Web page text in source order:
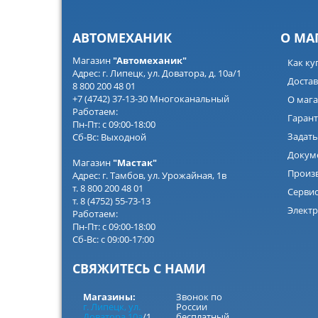
АВТОМЕХАНИК
Магазин"Автомеханик"
Адрес: г. Липецк, ул. Доватора, д. 10а/1
8 800 200 48 01
+7 (4742) 37-13-30 Многоканальный
Работаем:
Пн-Пт: с 09:00-18:00
Сб-Вс: Выходной
Магазин "Мастак"
Адрес: г. Тамбов, ул. Урожайная, 1в
т. 8 800 200 48 01
т. 8 (4752) 55-73-13
Работаем:
Пн-Пт: с 09:00-18:00
Сб-Вс: с 09:00-17:00
СВЯЖИТЕСЬ С НАМИ
Магазины:
г. Липецк, ул.
Звонок по
России
О
Как
О
Сервис